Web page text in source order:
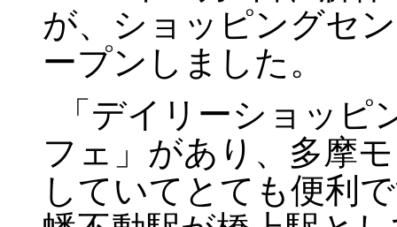
が、ショッピングセ
ープンしました。
「デイリーショッ
フェ」があり、多摩
していてとても便利